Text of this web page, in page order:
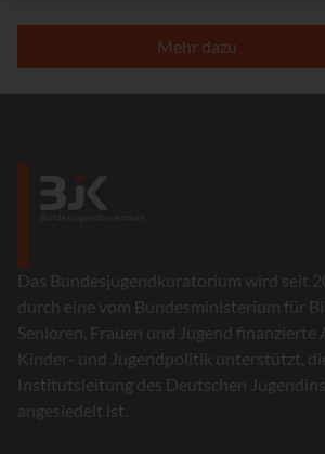
Mehr dazu
Das Bundesjugendkuratorium wird seit
durch eine vom Bundesministerium für
Senioren, Frauen und Jugend finanzierte
Kinder- und Jugendpolitik unterstützt,
Institutsleitung des Deutschen
angesiedelt ist.